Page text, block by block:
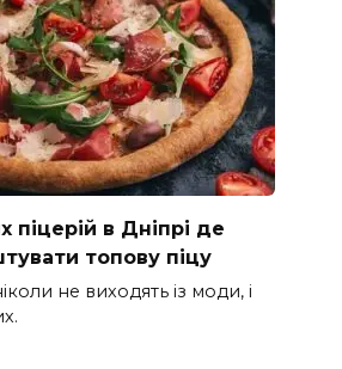
піцерій в Дніпрі де
топову піцу
не виходять із моди, і